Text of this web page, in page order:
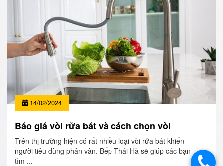
14/02/2024
Báo giá vòi rửa bát và cách chọn vòi
Trên thị trường hiện có rất nhiều loại vòi rửa bát khiến
người tiêu dùng phân vân. Bếp Thái Hà sẽ giúp các bạn
tìm ...